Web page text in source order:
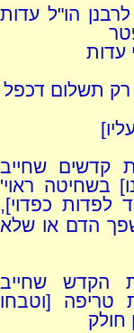
לרבנן הו"ל עדות
עדות
רק תשלום דכפל
קדשים שחייב
בשחיטה ראוי'
לפדות כפדוי],
הדם או שלא
הקדש שחייב
טריפה [וטבחו
חולק